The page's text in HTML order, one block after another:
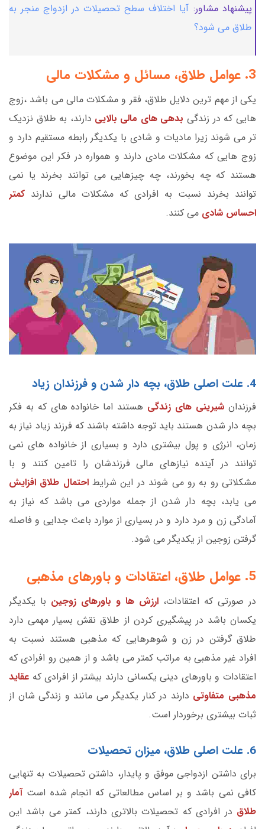
پیشنهاد مشاور: آیا اختلاف سطح تحصیلات در ازدواج منجر به
طلاق می شود؟
3. عوامل طلاق، مسائل و مشکلات مالی
یکی از مهم ترین دلایل طلاق، فقر و مشکلات مالی می باشد ،زوج
هایی که در زندگی بدهی های مالی بالایی دارند، به طلاق نزدیک
تر می شوند زیرا مادیات و شادی با یکدیگر رابطه مستقیم دارد و
زوج هایی که مشکلات مادی دارند و همواره در فکر این موضوع
هستند که چه بخورند، چه چیزهایی می توانند بخرند یا نمی
توانند بخرند نسبت به افرادی که مشکلات مالی ندارند کمتر
احساس شادی می کنند.
4. علت اصلی طلاق، بچه دار شدن و فرزندان زیاد
فرزندان شیرینی های زندگی هستند اما خانواده های که به فکر
بچه دار شدن هستند باید توجه داشته باشند که فرزند زیاد نیاز به
زمان، انرژی و پول بیشتری دارد و بسیاری از خانواده های نمی
توانند در آینده نیازهای مالی فرزندشان را تامین کنند و با
مشکلاتی رو به رو می شوند در این شرایط احتمال طلاق افزایش
می یابد، بچه دار شدن از جمله مواردی می باشد که نیاز به
آمادگی زن و مرد دارد و در بسیاری از موارد باعث جدایی و فاصله
گرفتن زوجین از یکدیگر می شود.
5. عوامل طلاق، اعتقادات و باورهای مذهبی
در صورتی که اعتقادات، ارزش ها و باورهای زوجین با یکدیگر
یکسان باشد در پیشگیری کردن از طلاق نقش بسیار مهمی دارد
طلاق گرفتن در زن و شوهرهایی که مذهبی هستند نسبت به
افراد غیر مذهبی به مراتب کمتر می باشد و از همین رو افرادی که
اعتقادات و باورهای دینی یکسانی دارند بیشتر از افرادی که عقاید
مذهبی متفاوتی دارند در کنار یکدیگر می مانند و زندگی شان از
ثبات بیشتری برخوردار است.
6. علت اصلی طلاق، میزان تحصیلات
برای داشتن ازدواجی موفق و پایدار، داشتن تحصیلات به تنهایی
کافی نمی باشد و بر اساس مطالعاتی که انجام شده استآمار
طلاق در افرادی که تحصیلات بالاتری دارند، کمتر می باشد این